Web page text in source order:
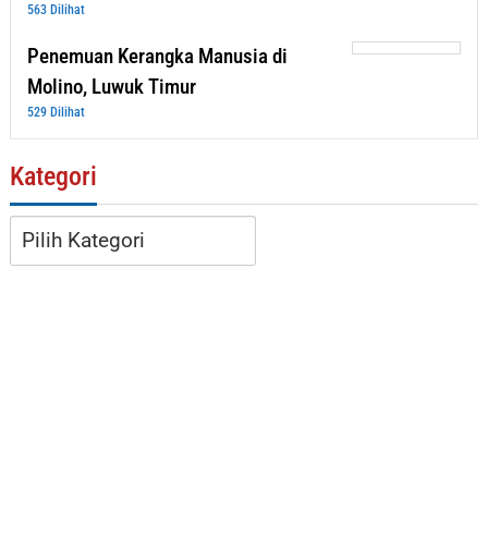
563 Dilihat
Penemuan Kerangka Manusia di
Molino, Luwuk Timur
529 Dilihat
Kategori
Kategori